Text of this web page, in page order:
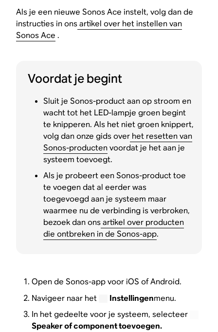
Als je een nieuwe Sonos Ace instelt, volg dan de
instructies in onsartikel over het instellen van
Sonos Ace .
Voordat je begint
Sluit je Sonos-product aan op stroom en
wacht tot het LED-lampje groen begint
te knipperen. Als het niet groen knippert,
volg dan onze gids over het resetten van
Sonos-productenvoordat je het aan je
systeem toevoegt.
Als je probeert een Sonos-product toe
te voegen dat al eerder was
toegevoegd aan je systeem maar
waarmee nu de verbinding is verbroken,
bezoek dan onsartikel over producten
die ontbreken in de Sonos-app.
Open de Sonos-app voor iOS of Android.
Navigeer naar het
Instellingenmenu.
In het gedeelte voor je systeem, selecteer
Speaker of component toevoegen.